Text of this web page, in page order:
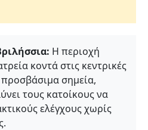
Η περιοχή
κοντά στις κεντρικές
σημεία,
τους κατοίκους να
ελέγχους χωρίς